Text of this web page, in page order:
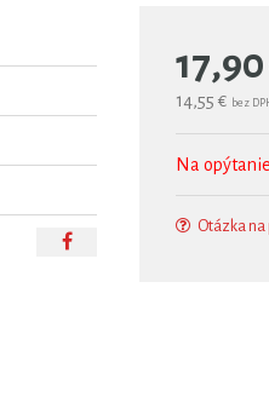
17,90
14,55 € bez
Na opýtanie
Otázka